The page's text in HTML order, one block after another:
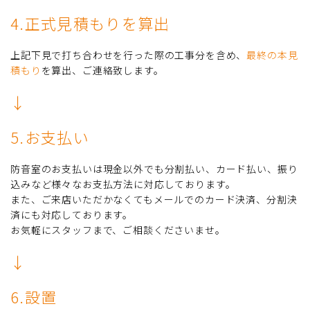
4.正式見積もりを算出
上記下見で打ち合わせを行った際の工事分を含め、 最終の本見
積もり を算出、ご連絡致します。
↓
5.お支払い
防音室のお支払いは現金以外でも分割払い、カード払い、振り
込みなど様々なお支払方法に対応しております。
また、ご来店いただかなくてもメールでのカード決済、分割決
済にも対応しております。
お気軽にスタッフまで、ご相談くださいませ。
↓
6.設置